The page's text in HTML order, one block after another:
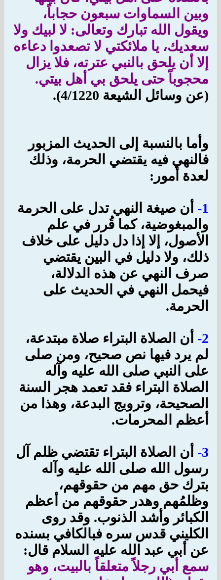
وبين السماوات سبعون حجاباً،
ويقول الله تبارك وتعالى: لا لبيك ولا
سعديك، يا ملائكتي لا تصعدوا دعاءه
إلا أن يلحق بالنبي عترته، فلا يزال
محجوباً حتى يلحق بي أهل بيتي.
(عن وسائل الشيعة 4/1220).
وأما بالنسبة إلى الحديث المزبور
فالنهي فيه يقتضي الحرمة، وذلك
لعدة أمور:
1-
أن صيغة النهي تدل على الحرمة
والمبغوضية، كما قُرر في علم
الأصول، إلا إذا دل دليل على خلاف
ذلك، ولا دليل في البين يقتضي
صرف النهي عن هذه الدلالة،
فيحمل النهي في الحديث على
الحرمة.
2-
أن الصلاة البتراء صلاة مبتدعة،
لم يرد فيها نص صحيح، ومن صلى
على النبي صلى الله عليه وآله
الصلاة البتراء فقد تعمد هجر السنة
الصحيحة، وترويج البدعة، وهذا من
أعظم المحرمات.
3-
أن الصلاة البتراء تقتضي ظلم آل
رسول الله صلى الله عليه وآله
بترك حق مهم من حقوقهم،
وظلمُهم وهدر حقوقهم من أعظم
الكبائر وأشد الذنوب. وقد روى
الكليني قدس سره فبالكافي بسنده
عن أبي عبد الله عليه السلام قال:
سمع أبي رجلاً متعلقاً بالبيت، وهو